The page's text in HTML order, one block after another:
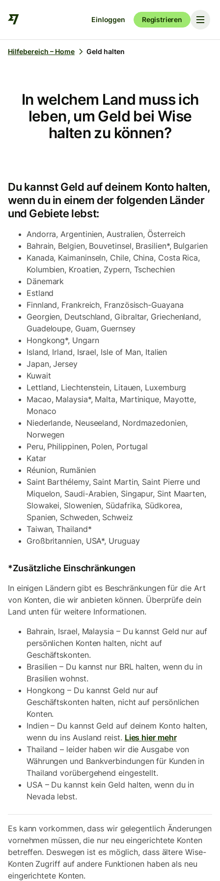
Einloggen Registrieren
Hilfebereich – Home Geld halten
In welchem Land muss ich
leben, um Geld bei Wise
halten zu können?
Du kannst Geld auf deinem Konto halten,
wenn du in einem der folgenden Länder
und Gebiete lebst:
Andorra, Argentinien, Australien, Österreich
Bahrain, Belgien, Bouvetinsel, Brasilien*, Bulgarien
Kanada, Kaimaninseln, Chile, China, Costa Rica,
Kolumbien, Kroatien, Zypern, Tschechien
Dänemark
Estland
Finnland, Frankreich, Französisch-Guayana
Georgien, Deutschland, Gibraltar, Griechenland,
Guadeloupe, Guam, Guernsey
Hongkong*, Ungarn
Island, Irland, Israel, Isle of Man, Italien
Japan, Jersey
Kuwait
Lettland, Liechtenstein, Litauen, Luxemburg
Macao, Malaysia*, Malta, Martinique, Mayotte,
Monaco
Niederlande, Neuseeland, Nordmazedonien,
Norwegen
Peru, Philippinen, Polen, Portugal
Katar
Réunion, Rumänien
Saint Barthélemy, Saint Martin, Saint Pierre und
Miquelon, Saudi-Arabien, Singapur, Sint Maarten,
Slowakei, Slowenien, Südafrika, Südkorea,
Spanien, Schweden, Schweiz
Taiwan, Thailand*
Großbritannien, USA*, Uruguay
*Zusätzliche Einschränkungen
In einigen Ländern gibt es Beschränkungen für die Art
von Konten, die wir anbieten können. Überprüfe dein
Land unten für weitere Informationen.
Bahrain, Israel, Malaysia – Du kannst Geld nur auf
persönlichen Konten halten, nicht auf
Geschäftskonten.
Brasilien – Du kannst nur BRL halten, wenn du in
Brasilien wohnst.
Hongkong – Du kannst Geld nur auf
Geschäftskonten halten, nicht auf persönlichen
Konten.
Indien – Du kannst Geld auf deinem Konto halten,
wenn du ins Ausland reist. Lies hier mehr
Thailand – leider haben wir die Ausgabe von
Währungen und Bankverbindungen für Kunden in
Thailand vorübergehend eingestellt.
USA – Du kannst kein Geld halten, wenn du in
Nevada lebst.
Es kann vorkommen, dass wir gelegentlich Änderungen
vornehmen müssen, die nur neu eingerichtete Konten
betreffen. Deswegen ist es möglich, dass ältere Wise-
Konten Zugriff auf andere Funktionen haben als neu
eingerichtete Konten.